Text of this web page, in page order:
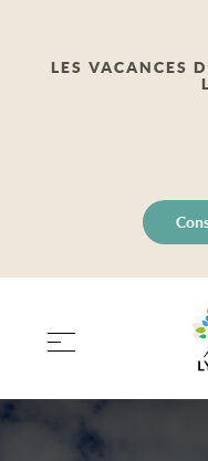
LES VACANCES